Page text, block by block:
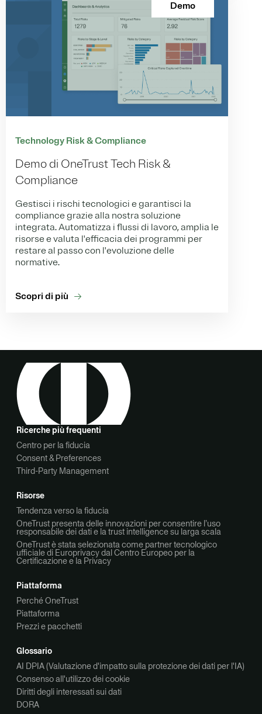
Demo
Technology Risk & Compliance
Demo di OneTrust Tech Risk &
Compliance
Gestisci i rischi tecnologici e garantisci la
compliance grazie alla nostra soluzione
integrata. Automatizza i flussi di lavoro, amplia le
risorse e valuta l'efficacia dei programmi per
restare al passo con l'evoluzione delle
normative.
Scopri di più
Ricerche più frequenti
Centro per la fiducia
Consent & Preferences
Third-Party Management
Risorse
Tendenza verso la fiducia
OneTrust presenta delle innovazioni per consentire l’uso
responsabile dei dati e la trust intelligence su larga scala
OneTrust è stata selezionata come partner tecnologico
ufficiale di Europrivacy dal Centro Europeo per la
Certificazione e la Privacy
Piattaforma
Perché OneTrust
Piattaforma
Prezzi e pacchetti
Glossario
AI DPIA (Valutazione d'impatto sulla protezione dei dati per l'IA)
Consenso all'utilizzo dei cookie
Diritti degli interessati sui dati
DORA